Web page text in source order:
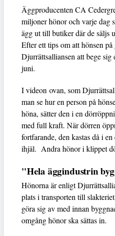
Äggproducenten CA
miljoner hönor och varje dag
ägg ut till butiker där de säljs
Efter ett tips om att hönsen
Djurrättsalliansen att bege
juni.
I videon ovan, som
man se hur en person på
höna, sätter den i en
med full kraft. När dörren
fortfarande, den kastas då i
ihjäl. Andra hönor i klippet
"Hela äggindustrin
Hönorna är enligt
plats i transporten till
göra sig av med innan
omgång hönor ska sättas in.